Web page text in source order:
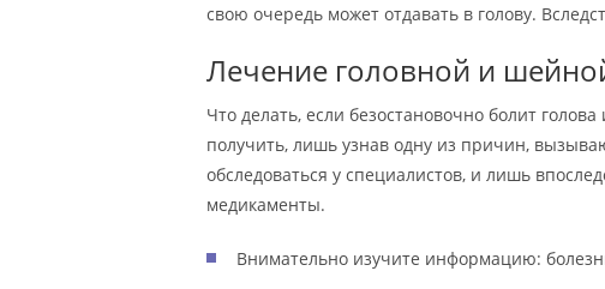
свою очередь может отдавать в голову.
Лечение головной и
Что делать, если безостановочно болит
получить, лишь узнав одну из причин,
обследоваться у специалистов, и лишь
медикаменты.
Внимательно изучите информацию: